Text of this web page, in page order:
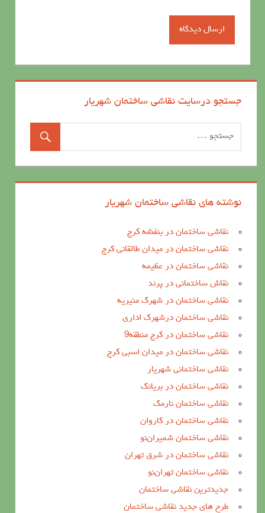
جستجو درسایت نقاشی ساختمان شهریار
نوشته های نقاشی ساختمان شهریار
نقاشی ساختمان در بنفشه کرج
نقاشی ساختمان در میدان طالقانی کرج
نقاشی ساختمان در عظیمه
نقاش ساختمانی در پرند
نقاشی ساختمان در شهرک منیریه
نقاشی ساختمان درشهرک اداری
نقاشی ساختمان در کرج منطقه9
نقاشی ساختمان در میدان اسبی کرج
نقاشی ساختمانی شهریار
نقاشی ساختمان در بریانک
نقاشی ساختمان نارمک
نقاشی ساختمان در کاروان
نقاشی ساختمان شمیران‌نو
نقاشی ساختمان در شرق تهران
نقاشی ساختمان تهران‌نو
جدیدترین نقاشی ساختمان
طرح های جدید نقاشی ساختمان